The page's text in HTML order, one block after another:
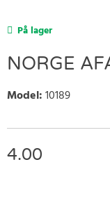
På lager
NORGE
Model:10189
4.00